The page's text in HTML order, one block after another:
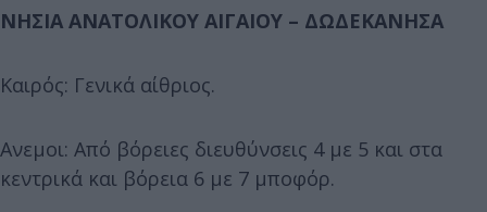
ΝΗΣΙΑ ΑΝΑΤΟΛΙΚΟΥ ΑΙΓΑΙΟΥ – ΔΩΔΕΚΑΝΗΣΑ
Καιρός: Γενικά αίθριος.
Ανεμοι: Από βόρειες διευθύνσεις 4 με 5 και στα
κεντρικά και βόρεια 6 με 7 μποφόρ.